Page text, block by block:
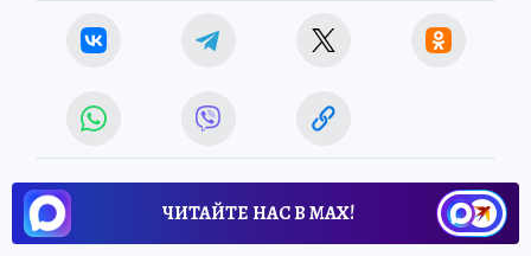
ЧИТАЙТЕ НАС В МАХ!